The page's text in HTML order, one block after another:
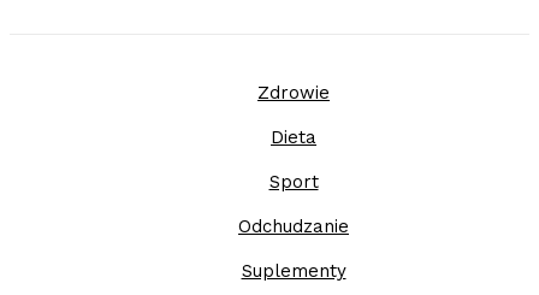
Zdrowie
Dieta
Sport
Odchudzanie
Suplementy